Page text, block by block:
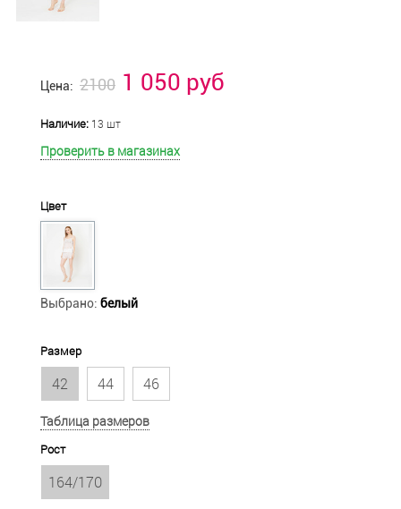
Цена: 2100 1 050 руб
Наличие: 13 шт
Проверить в магазинах
Цвет
Выбрано: белый
Размер
42 44 46
Таблица размеров
Рост
164/170